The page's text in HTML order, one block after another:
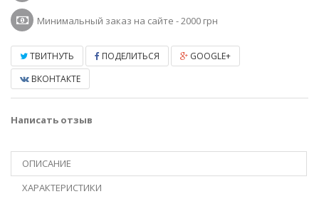
Минимальный заказ на сайте - 2000 грн
ТВИТНУТЬ ПОДЕЛИТЬСЯ
GOOGLE+
ВКОНТАКТЕ
Написать отзыв
ОПИСАНИЕ
ХАРАКТЕРИСТИКИ